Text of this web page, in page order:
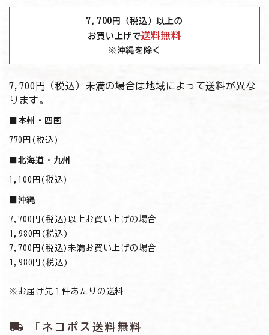
7,700 円（税込）以上の
お買い上げで送料無料
※沖縄を除く
7,700円（税込）未満の場合は地域によって送料が異な
ります。
■本州・四国
770円(税込)
■北海道・九州
1,100円(税込)
■沖縄
7,700円(税込)以上お買い上げの場合
→1,980円(税込)
7,700円(税込)未満お買い上げの場合
→1,980円(税込)
※お届け先１件あたりの送料
local_shipping
「ネコポス送料無料